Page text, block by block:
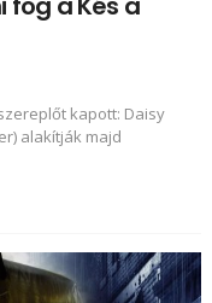
kapott: Daisy
alakítják majd